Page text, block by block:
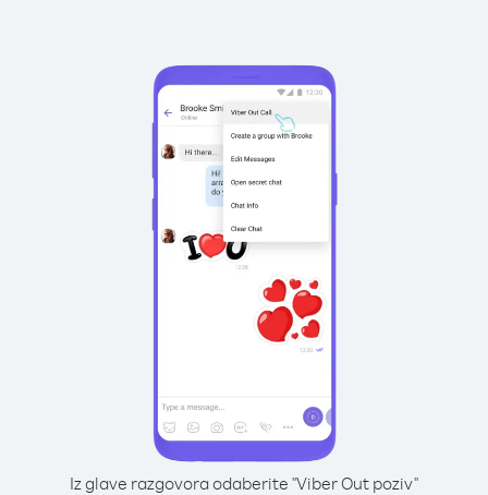
Iz glave razgovora odaberite "Viber Out poziv"